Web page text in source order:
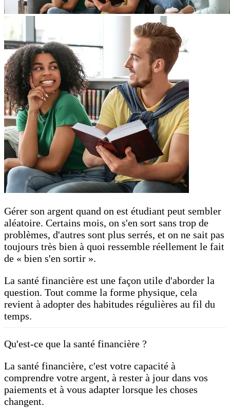
Gérer son argent quand on est étudiant peut sembler
aléatoire. Certains mois, on s'en sort sans trop de
problèmes, d'autres sont plus serrés, et on ne sait pas
toujours très bien à quoi ressemble réellement le fait
de « bien s'en sortir ».
La santé financière est une façon utile d'aborder la
question. Tout comme la forme physique, cela
revient à adopter des habitudes régulières au fil du
temps.
Qu'est-ce que la santé financière ?
La santé financière, c'est votre capacité à
comprendre votre argent, à rester à jour dans vos
paiements et à vous adapter lorsque les choses
changent.